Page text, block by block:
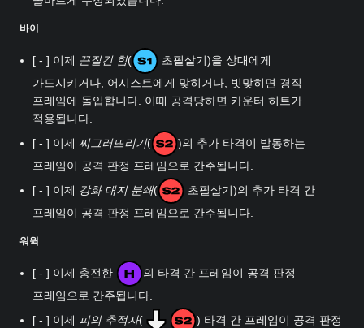
바이
[ - ] 이제 끈질긴 힘(
초필살기)을 상대에게
가드시키거나, 어시스트에게 맞히거나, 빗맞히면 경직
프레임에 돌입합니다. 이때 공격당하면 카운터 히트가
적용됩니다.
[ - ] 이제 찌그러뜨리기(
)의 추가 타격이 발동하는
프레임이 공격 판정 프레임으로 간주됩니다.
[ - ] 이제 강화 대지 분쇄(
초필살기)의 추가 타격 간
프레임이 공격 판정 프레임으로 간주됩니다.
워윅
[ - ] 이제 충전한
의 타격 간 프레임이 공격 판정
프레임으로 간주됩니다.
[ - ] 이제 피의 추적자(
) 타격 간 프레임이 공격 판정